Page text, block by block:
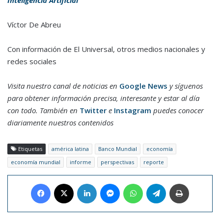
Víctor De Abreu
Con información de El Universal, otros medios nacionales y
redes sociales
Visita nuestro canal de noticias en Google News y síguenos
para obtener información precisa, interesante y estar al día
con todo. También en Twitter e Instagram puedes conocer
diariamente nuestros contenidos
Etiquetas américa latina Banco Mundial
economía
economía mundial
informe perspectivas reporte
Facebook LinkedIn MessengerWhatsAppTelegram